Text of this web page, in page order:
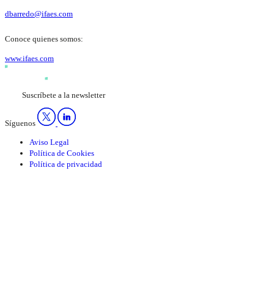
dbarredo@ifaes.com
Conoce quienes somos:
www.ifaes.com
Suscríbete a la newsletter
Síguenos
Aviso Legal
Política de Cookies
Política de privacidad